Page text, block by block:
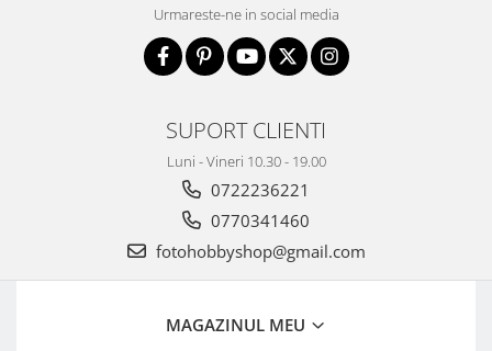
Urmareste-ne in social media
SUPORT CLIENTI
Luni - Vineri 10.30 - 19.00
0722236221
0770341460
fotohobbyshop@gmail.com
MAGAZINUL MEU